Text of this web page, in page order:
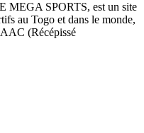
MEGA SPORTS, est un site
au Togo et dans le monde,
(Récépissé